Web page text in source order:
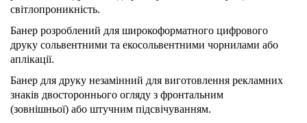
світлопроникність.
Банер розроблений для широкоформатного цифрового
друку сольвентними та екосольвентними чорнилами або
аплікації.
Банер для друку незамінний для виготовлення рекламних
знаків двостороннього огляду з фронтальним
(зовнішньої) або штучним підсвічуванням.